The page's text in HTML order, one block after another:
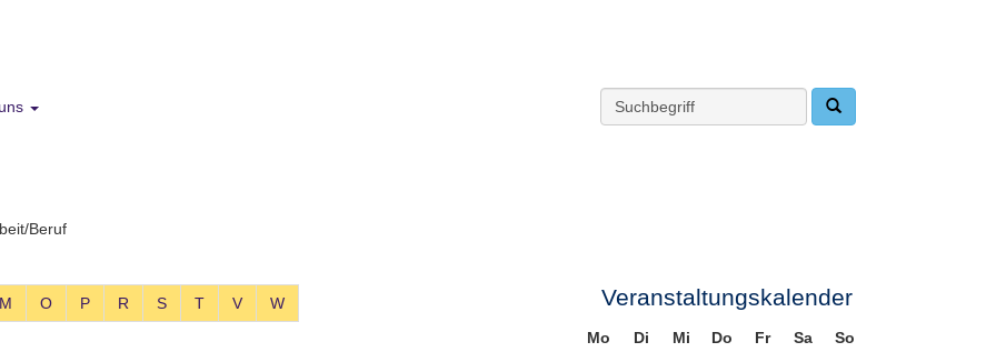
Beruf
M O P R S T V W Veranstaltungskalender
Mo Di Mi Do Fr Sa
So